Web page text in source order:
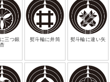
三つ銀
杏
熨斗輪に井筒 熨斗輪に違い矢